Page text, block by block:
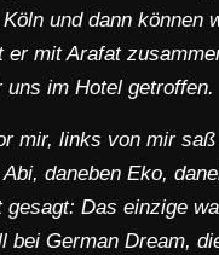
und dann können
er mit Arafat
uns im Hotel getroffen.
mir, links von mir
daneben Eko,
gesagt: Das einzige
bei German Dream,